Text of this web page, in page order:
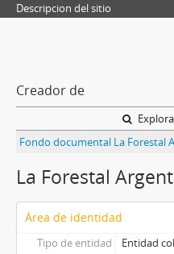
Descripcion del sitio
Creador de
La Forestal
Área de identidad
Tipo de entidad
Entidad